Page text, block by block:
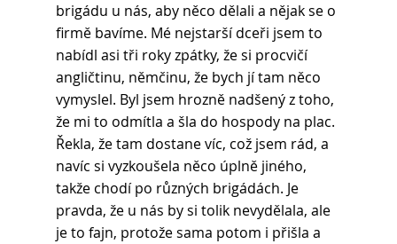
brigádu u nás, aby něco dělali a nějak se o
firmě bavíme. Mé nejstarší dceři jsem to
nabídl asi tři roky zpátky, že si procvičí
angličtinu, němčinu, že bych jí tam něco
vymyslel. Byl jsem hrozně nadšený z toho,
že mi to odmítla a šla do hospody na plac.
Řekla, že tam dostane víc, což jsem rád, a
navíc si vyzkoušela něco úplně jiného,
takže chodí po různých brigádách. Je
pravda, že u nás by si tolik nevydělala, ale
je to fajn, protože sama potom i přišla a